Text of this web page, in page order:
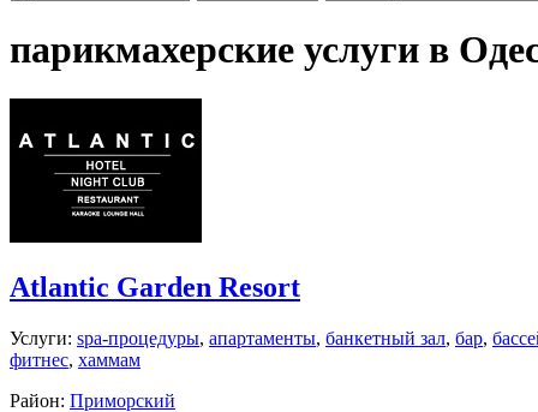
парикмахерские услуги в
Atlantic Garden Resort
Услуги: spa-процедуры, апартаменты, банкетный зал, бар,
фитнес, хаммам
Район: Приморский